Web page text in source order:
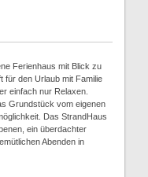
Ferienhaus mit Blick zu
für den Urlaub mit Familie
einfach nur Relaxen.
Grundstück vom eigenen
Das StrandHaus
ein überdachter
Abenden in